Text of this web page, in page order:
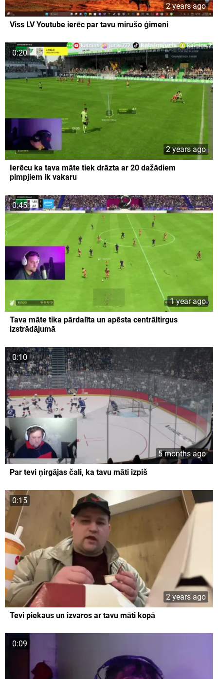
2 years ago
Viss LV Youtube ierēc par tavu mirušo ģimeni
0:20
2 years ago
Ierēcu ka tava māte tiek drāzta ar 20 dažādiem
pimpjiem ik vakaru
0:45
1 year ago
Tava māte tika pārdalīta un apēsta centrāltirgus
izstrādājumā
0:10
5 months ago
Par tevi ņirgājas čali, ka tavu māti izpiš
0:15
2 years ago
Tevi piekaus un izvaros ar tavu māti kopā
0:09